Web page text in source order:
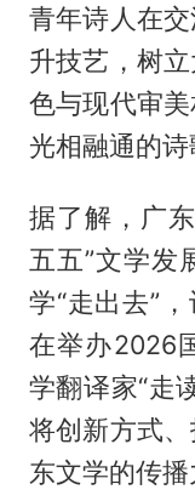
青年诗人在
升技艺，树
色与现代审
光相融通的诗
据了解，广
五五”文学发
学“走出去”
在举办2026
学翻译家“走
将创新方式
东文学的传播